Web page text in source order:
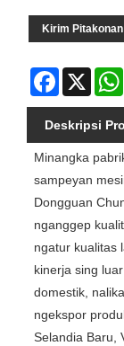
Kirim Pitakonan
Facebook
X
Deskripsi
Minangka
sampeyan
Dongguan
nganggep
ngatur kualitas
kinerja sing
domestik,
ngekspor
Selandia Baru,